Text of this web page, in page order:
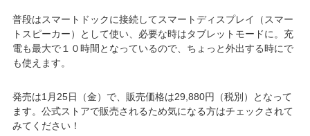
普段はスマートドックに接続してスマートディスプレイ（スマー
トスピーカー）として使い、必要な時はタブレットモードに。充
電も最大で１０時間となっているので、ちょっと外出する時にで
も使えます。
発売は1月25日（金）で、販売価格は29,880円（税別）となって
ます。公式ストアで販売されるため気になる方はチェックされて
みてください！